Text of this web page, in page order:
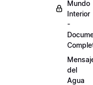
Mundo
Interior
-
del
Agua